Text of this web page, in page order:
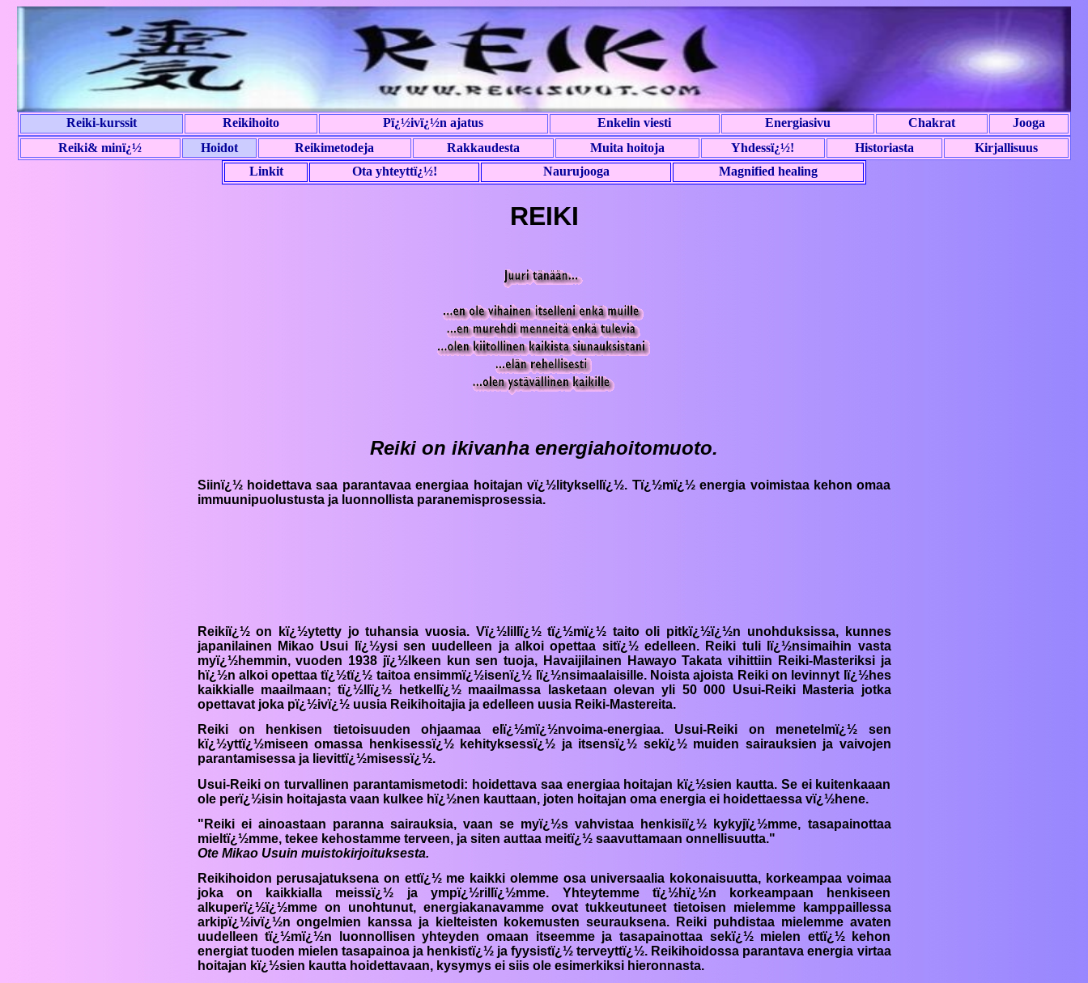
Reiki-kurssit Reikihoito Pï¿½ivï¿½n ajatus Enkelin viesti Energiasivu Chakrat
Jooga
Reiki& minï¿½
Hoidot Reikimetodeja Rakkaudesta Muita hoitoja Yhdessï¿½! Historiasta
Kirjallisuus
Linkit
Ota yhteyttï¿½! Naurujooga Magnified healing
REIKI
Reiki on ikivanha energiahoitomuoto.
Siinï¿½ hoidettava saa parantavaa energiaa hoitajan vï¿½lityksellï¿½. Tï¿½mï¿½ energia voimistaa kehon omaa
immuunipuolustusta ja luonnollista paranemisprosessia.
Reikiï¿½on kï¿½ytetty jo tuhansia vuosia. Vï¿½lillï¿½ tï¿½mï¿½ taito oli pitkï¿½ï¿½n unohduksissa, kunnes
japanilainen
Mikao Usui lï¿½ysi sen uudelleen ja alkoi opettaa sitï¿½ edelleen. Reiki tuli lï¿½nsimaihin vasta
myï¿½hemmin, vuoden 1938 jï¿½lkeen kun sen tuoja, Havaijilainen Hawayo Takata vihittiin
Reiki-Masteriksija
hï¿½n alkoi opettaa tï¿½tï¿½ taitoa ensimmï¿½isenï¿½ lï¿½nsimaalaisille. Noista ajoista Reikion levinnyt lï¿½hes
kaikkialle maailmaan; tï¿½llï¿½ hetkellï¿½ maailmassa lasketaan olevan yli 50 000 Usui-ReikiMasteria jotka
opettavat joka pï¿½ivï¿½ uusia Reikihoitajia ja edelleen uusia Reiki-Mastereita.
Reikion henkisen tietoisuuden ohjaamaa elï¿½mï¿½nvoima-energiaa. Usui-Reiki on menetelmï¿½ sen
kï¿½yttï¿½miseen omassa henkisessï¿½ kehityksessï¿½ ja itsensï¿½ sekï¿½ muiden sairauksien ja vaivojen
parantamisessa ja lievittï¿½misessï¿½.
Usui-Reikion turvallinen parantamismetodi: hoidettava saa energiaa hoitajan kï¿½sien kautta. Se ei kuitenkaaan
ole perï¿½isin hoitajasta vaan kulkee hï¿½nen kauttaan, joten hoitajan oma energia ei hoidettaessa vï¿½hene.
" Reikiei ainoastaan paranna sairauksia, vaan se myï¿½s vahvistaa henkisiï¿½ kykyjï¿½mme, tasapainottaa
mieltï¿½mme, tekee kehostamme terveen, ja siten auttaa meitï¿½ saavuttamaan onnellisuutta."
Ote Mikao Usuin muistokirjoituksesta.
Reikihoidon perusajatuksena on ettï¿½ me kaikki olemme osa universaalia kokonaisuutta, korkeampaa voimaa
joka on kaikkialla meissï¿½ ja ympï¿½rillï¿½mme. Yhteytemme tï¿½hï¿½n korkeampaan henkiseen
alkuperï¿½ï¿½mme on unohtunut, energiakanavamme ovat tukkeutuneet tietoisen mielemme kamppaillessa
arkipï¿½ivï¿½n ongelmien kanssa ja kielteisten kokemusten seurauksena.
Reiki puhdistaa mielemme avaten
uudelleen tï¿½mï¿½n luonnollisen yhteyden omaan itseemme ja tasapainottaa sekï¿½ mielen ettï¿½ kehon
energiat tuoden mielen tasapainoa ja henkistï¿½ ja fyysistï¿½ terveyttï¿½. Reikihoidossa parantava energia virtaa
hoitajan kï¿½sien kautta hoidettavaan, kysymys ei siis ole esimerkiksi hieronnasta.